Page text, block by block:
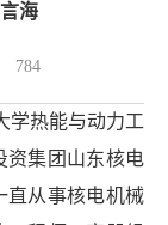
海
784
热能与动力工
资集团山东核电
直从事核电机械